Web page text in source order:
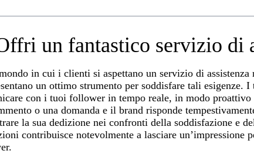
un fantastico servizio di
in cui i clienti si aspettano un servizio di
un ottimo strumento per soddisfare tali
con i tuoi follower in tempo reale, in modo
o una domanda e il brand risponde
la sua dedizione nei confronti della soddisfazione e
contribuisce notevolmente a lasciare un’impressione